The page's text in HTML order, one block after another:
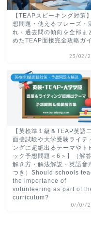
【TEAPスピーキング対策
想問題・使えるフレーズ・
れ・過去問の傾向を全部ま
めたTEAP面接完全攻略ガ
23/02/
英検準1級面接対策・予想問題＆解説
【英検準１級＆TEAP英語
面接試験や大学受験ライテ
ングに超絶出るテーマやト
ック予想問題＜6＞】（解答
解き方・解法解説・英語音
つき）Should schools
the importance of
volunteering as part of
curriculum?
07/07/